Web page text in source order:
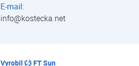
E-mail:
info@kostecka.net
Vyrobil FT Sun